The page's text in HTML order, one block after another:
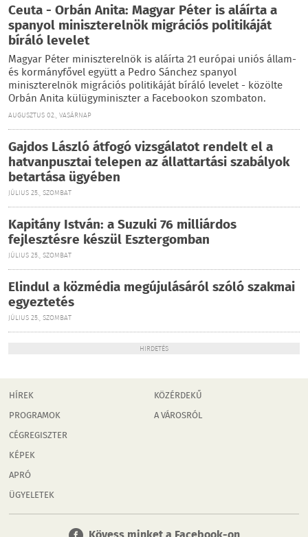
Ceuta - Orbán Anita: Magyar Péter is aláírta a
spanyol miniszterelnök migrációs politikáját
bíráló levelet
Magyar Péter miniszterelnök is aláírta 21 európai uniós állam-
és kormányfővel együtt a Pedro Sánchez spanyol
miniszterelnök migrációs politikáját bíráló levelet - közölte
Orbán Anita külügyminiszter a Facebookon szombaton.
AUGUSZTUS 02., VASÁRNAP
Gajdos László átfogó vizsgálatot rendelt el a
hatvanpusztai telepen az állattartási szabályok
betartása ügyében
JÚLIUS 25., SZOMBAT
Kapitány István: a Suzuki 76 milliárdos
fejlesztésre készül Esztergomban
JÚLIUS 25., SZOMBAT
Elindul a közmédia megújulásáról szóló szakmai
egyeztetés
JÚLIUS 25., SZOMBAT
HIRDETÉS
HÍREK
PROGRAMOK
CÉGREGISZTER
KÉPEK
APRÓ
ÜGYELETEK
KÖZÉRDEKŰ
A VÁROSRÓL